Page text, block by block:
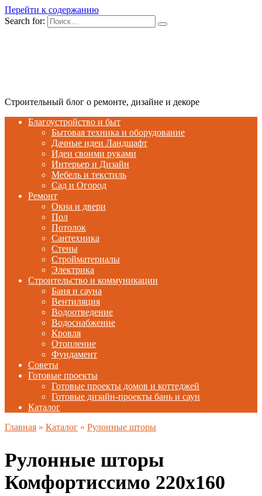
Перейти к содержанию
Search for:
Строительный блог о ремонте, дизайне и декоре
Благоустройство и быт
Бытовая техника и оборудование
Дачные идеи Ландшафт
Идеи своими руками
Интерьер и Дизайн
Мебель и текстиль
Сад и Огород
Ремонт
Окна и двери
Пол
Потолок
Сантехника
Стены
Стройматериалы
Электрика
Строительство и коммуникации
Баня и сауна
Вентиляция
Водоотведение
Водоснабжение
Кровля
Отопление
Фундамент
Советы
Готовые проекты
Готовые проекты домов и коттеджей
Готовые дизайн-проекты бань и саун
Каталог
Главная » Каталог » Рулонные шторы
Рулонные шторы
Комфортиссимо 220х160